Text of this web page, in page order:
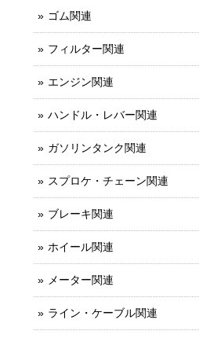
ゴム関連
フィルター関連
エンジン関連
ハンドル・レバー関連
ガソリンタンク関連
スプロケ・チェーン関連
ブレーキ関連
ホイール関連
メーター関連
ライン・ケーブル関連